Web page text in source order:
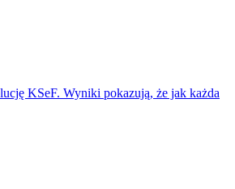
KSeF. Wyniki pokazują, że jak każda